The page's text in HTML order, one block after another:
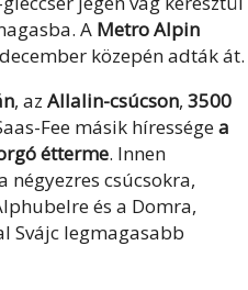
A Metro Alpin
közepén adták át.
, az Allalin-csúcson, 3500
Fee másik hírességea
étterme. Innen
csúcsokra,
és a Domra,
Svájc legmagasabb